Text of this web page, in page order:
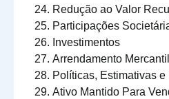
Redução ao Valor
Participações
Investimentos
Arrendamento Mercantil
Políticas, Estimativas e
Ativo Mantido Para